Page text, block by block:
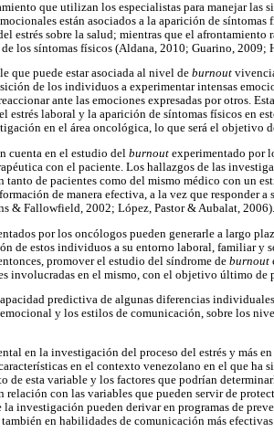
que utilizan los especialistas para manejar las
están asociados a la aparición de
estrés sobre la salud; mientras que el afrontamiento
los síntomas físicos (Aldana, 2010; Guarino, 2009;
que puede estar asociada al nivel de burnout
de los individuos a experimentar intensas
ante las emociones expresadas por otros.
estrés laboral y la aparición de síntomas físicos en
en el área oncológica, lo que será el objetivo
cuenta en el estudio del burnout experimentado por
con el paciente. Los hallazgos de las
de pacientes como del mismo médico con un
de manera efectiva, a la vez que responder a
& Fallowfield, 2002; López, Pastor & Aubalat, 2006).
por los oncólogos pueden generarle a largo
de estos individuos a su entorno laboral, familiar y
promover el estudio del síndrome de burnout
involucradas en el mismo, con el objetivo último de
predictiva de algunas diferencias
y los estilos de comunicación, sobre los
en la investigación del proceso del estrés y más
en el contexto venezolano en el que ha
de esta variable y los factores que podrían
con las variables que pueden servir de
investigación pueden derivar en programas de
en habilidades de comunicación más